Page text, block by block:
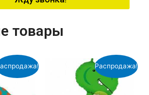
товары
Распродажа!